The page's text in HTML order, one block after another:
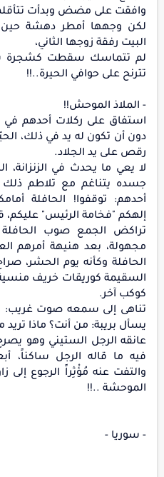
وافقت على مضض وبدأت
لكن وجهها أمطر دهشة حين
البيت رفقة زوجها الثاني،
لم تتماسك سقطت كشجرة
تترنح على حوافي الحيرة..!!
- الملاذ الموحش!!
استفاق على ركلات أحدهم في
دون أن تكون له يد في ذلك،
رقص على يد الجلاد.
لا يعي ما يحدث في الزنزانة،
جسده يتناغم مع تلاطم
أحدهم: توقفوا! الحافلة
إلهكم "فخامة الرئيس" عليكم،
تراكض الجمع صوب
مجهولة، بعد هنيهة أمرهم
الحافلة وكأنه يوم الحشر،
السقيمة كوريقات خريف منسية
كوكب آخر.
تناهى إلى سمعه صوت غريب:
يسأل بريبة: من أنت؟ ماذا تريد
عانقه الرجل الستيني وهو
فيه ما قاله الرجل ساكناً،
والتفت عنه مُؤْثِراً الرجوع إلى
الموحشة ..!!
- سوريا -